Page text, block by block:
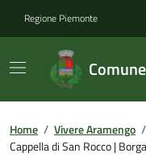
Regione Piemonte
Home / Vivere Aramengo /
Cappella di San Rocco |